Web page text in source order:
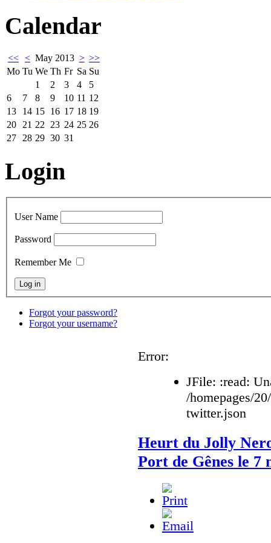
Calendar
<< < May 2013 > >>
Mo Tu We Th Fr Sa Su
1
2 3 4
5
6
7 8 9 10 11 12
13
14 15 16 17 18 19
20
21 22 23 24 25 26
27
28 29 30 31
Login
User Name
Password
Remember Me
Forgot your password?
Forgot your username?
Error:
JFile: :read:
/homepages/
twitter.json
Heurt du Jolly
Port de Gênes le 7